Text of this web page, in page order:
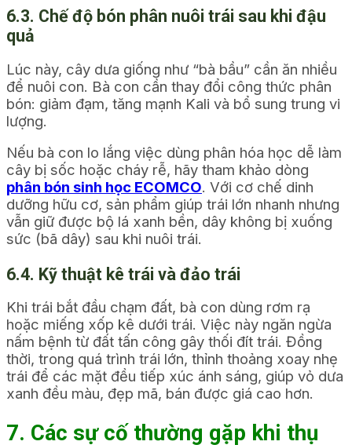
6.3. Chế độ bón phân nuôi trái sau khi đậu
quả
Lúc này, cây dưa giống như “bà bầu” cần ăn nhiều
để nuôi con. Bà con cần thay đổi công thức phân
bón: giảm đạm, tăng mạnh Kali và bổ sung trung vi
lượng.
Nếu bà con lo lắng việc dùng phân hóa học dễ làm
cây bị sốc hoặc cháy rễ, hãy tham khảo dòng
phân bón sinh học ECOMCO. Với cơ chế dinh
dưỡng hữu cơ, sản phẩm giúp trái lớn nhanh nhưng
vẫn giữ được bộ lá xanh bền, dây không bị xuống
sức (bã dây) sau khi nuôi trái.
6.4. Kỹ thuật kê trái và đảo trái
Khi trái bắt đầu chạm đất, bà con dùng rơm rạ
hoặc miếng xốp kê dưới trái. Việc này ngăn ngừa
nấm bệnh từ đất tấn công gây thối đít trái. Đồng
thời, trong quá trình trái lớn, thỉnh thoảng xoay nhẹ
trái để các mặt đều tiếp xúc ánh sáng, giúp vỏ dưa
xanh đều màu, đẹp mã, bán được giá cao hơn.
7. Các sự cố thường gặp khi thụ